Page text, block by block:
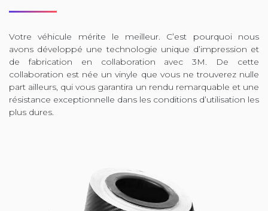
Votre véhicule mérite le meilleur. C’est pourquoi nous
avons développé une technologie unique d’impression et
de fabrication en collaboration avec 3M. De cette
collaboration est née un vinyle que vous ne trouverez nulle
part ailleurs, qui vous garantira un rendu remarquable et une
résistance exceptionnelle dans les conditions d’utilisation les
plus dures.